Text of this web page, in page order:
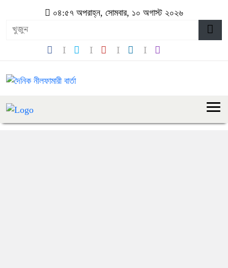
০৪:৫৭ অপরাহ্ন, সোমবার, ১০ অগাস্ট ২০২৬